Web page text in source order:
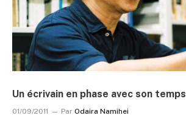
Un écrivain en phase avec son temps
01/09/2011 Par Odaira Namihei